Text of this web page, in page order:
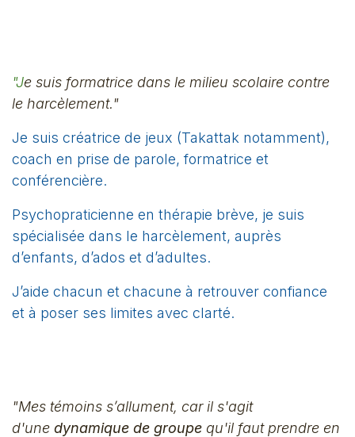
"Je suis formatrice dans le milieu scolaire contre
le harcèlement."
Je suis créatrice de jeux (Takattak notamment),
coach en prise de parole, formatrice et
conférencière.
Psychopraticienne en thérapie brève, je suis
spécialisée dans le harcèlement, auprès
d’enfants, d’ados et d’adultes.
J’aide chacun et chacune à retrouver confiance
et à poser ses limites avec clarté.
"Mes témoins s’allument, car il s'agit
d'une dynamique de groupe qu'il faut prendre en